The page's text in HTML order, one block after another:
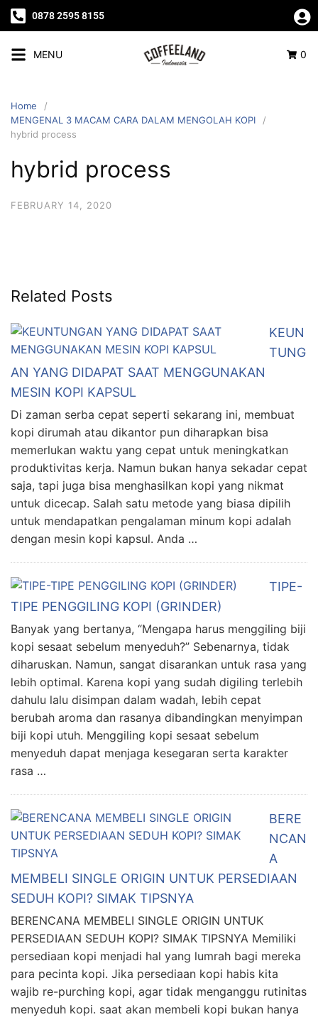
0878 2595 8155
MENU 0
Home
MENGENAL 3 MACAM CARA DALAM MENGOLAH KOPI
hybrid process
hybrid process
FEBRUARY 14, 2020
Related Posts
KEUN
TUNG
AN YANG DIDAPAT SAAT MENGGUNAKAN
MESIN KOPI KAPSUL
Di zaman serba cepat seperti sekarang ini, membuat
kopi dirumah atau dikantor pun diharapkan bisa
memerlukan waktu yang cepat untuk meningkatkan
produktivitas kerja. Namun bukan hanya sekadar cepat
saja, tapi juga bisa menghasilkan kopi yang nikmat
untuk dicecap. Salah satu metode yang biasa dipilih
untuk mendapatkan pengalaman minum kopi adalah
dengan mesin kopi kapsul. Anda …
TIPE-
TIPE PENGGILING KOPI (GRINDER)
Banyak yang bertanya, “Mengapa harus menggiling biji
kopi sesaat sebelum menyeduh?” Sebenarnya, tidak
diharuskan. Namun, sangat disarankan untuk rasa yang
lebih optimal. Karena kopi yang sudah digiling terlebih
dahulu lalu disimpan dalam wadah, lebih cepat
berubah aroma dan rasanya dibandingkan menyimpan
biji kopi utuh. Menggiling kopi sesaat sebelum
menyeduh dapat menjaga kesegaran serta karakter
rasa …
BERE
NCAN
A
MEMBELI SINGLE ORIGIN UNTUK PERSEDIAAN
SEDUH KOPI? SIMAK TIPSNYA
BERENCANA MEMBELI SINGLE ORIGIN UNTUK
PERSEDIAAN SEDUH KOPI? SIMAK TIPSNYA Memiliki
persediaan kopi menjadi hal yang lumrah bagi mereka
para pecinta kopi. Jika persediaan kopi habis kita
wajib re-purching kopi, agar tidak menganggu rutinitas
menyeduh kopi. saat akan membeli kopi bukan hanya